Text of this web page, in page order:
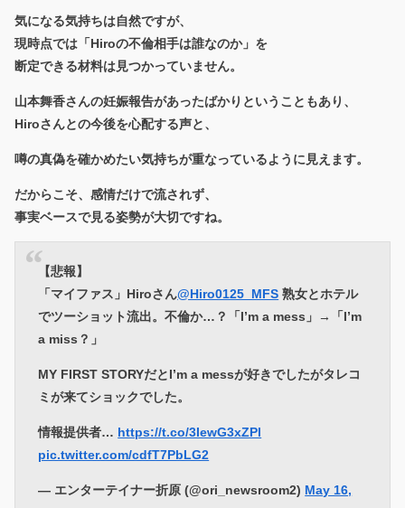
気になる気持ちは自然ですが、
現時点では「Hiroの不倫相手は誰なのか」を
断定できる材料は見つかっていません。
山本舞香さんの妊娠報告があったばかりということもあり、
Hiroさんとの今後を心配する声と、
噂の真偽を確かめたい気持ちが重なっているように見えます。
だからこそ、感情だけで流されず、
事実ベースで見る姿勢が大切ですね。
【悲報】
「マイファス」Hiroさん@Hiro0125_MFS 熟女とホテル
でツーショット流出。不倫か…？「I’m a mess」→「I’m
a miss？」
MY FIRST STORYだとI’m a messが好きでしたがタレコ
ミが来てショックでした。
情報提供者… https://t.co/3IewG3xZPl
pic.twitter.com/cdfT7PbLG2
— エンターテイナー折原 (@ori_newsroom2) May 16,